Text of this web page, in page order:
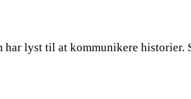
lyst til at kommunikere historier.